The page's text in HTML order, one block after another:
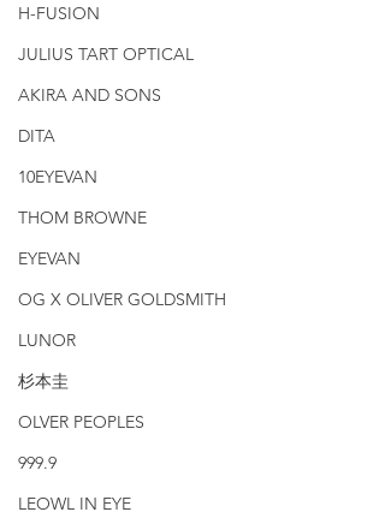
H-FUSION
JULIUS TART OPTICAL
AKIRA AND SONS
DITA
10EYEVAN
THOM BROWNE
EYEVAN
OG X OLIVER GOLDSMITH
LUNOR
杉本圭
OLVER PEOPLES
999.9
LEOWL IN EYE